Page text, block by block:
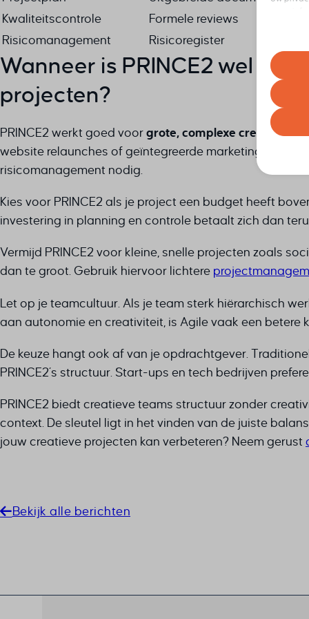
Kwaliteitscontrole
Formele reviews
Risicomanagement
Risicoregister
Wanneer is PRINCE2 wel of
projecten?
PRINCE2 werkt goed voor grote, complexe creatieve
website relaunches of geïntegreerde
risicomanagement nodig.
Kies voor PRINCE2 als je project een budget heeft
investering in planning en controle betaalt zich dan
Vermijd PRINCE2 voor kleine, snelle projecten zoals
dan te groot. Gebruik hiervoor lichtere
Let op je teamcultuur. Als je team sterk hiërarchisch
aan autonomie en creativiteit, is Agile vaak een betere
De keuze hangt ook af van je opdrachtgever.
PRINCE2’s structuur. Start-ups en tech bedrijven
PRINCE2 biedt creatieve teams structuur zonder
context. De sleutel ligt in het vinden van de juiste
jouw creatieve projecten kan verbeteren? Neem gerust
Bekijk alle berichten
ervaring
tz
_ga
_ga_*
_fbp
_gcl_au
_gcl_gs
Deze
_gcl_ag
*_mode